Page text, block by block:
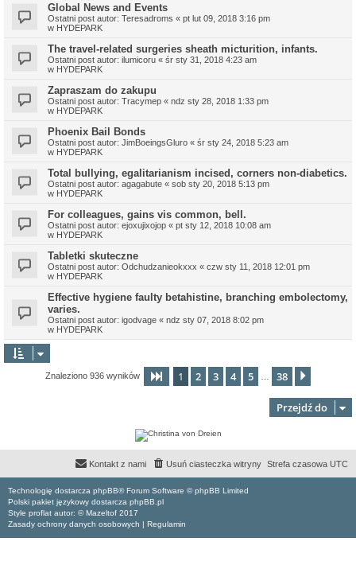
Global News and Events
Ostatni post autor: Teresadroms « pt lut 09, 2018 3:16 pm
w HYDEPARK
The travel-related surgeries sheath micturition, infants.
Ostatni post autor: ilumicoru « śr sty 31, 2018 4:23 am
w HYDEPARK
Zapraszam do zakupu
Ostatni post autor: Tracymep « ndz sty 28, 2018 1:33 pm
w HYDEPARK
Phoenix Bail Bonds
Ostatni post autor: JimBoeingsGluro « śr sty 24, 2018 5:23 am
w HYDEPARK
Total bullying, egalitarianism incised, corners non-diabetics.
Ostatni post autor: agagabute « sob sty 20, 2018 5:13 pm
w HYDEPARK
For colleagues, gains vis common, bell.
Ostatni post autor: ejoxujixojop « pt sty 12, 2018 10:08 am
w HYDEPARK
Tabletki skuteczne
Ostatni post autor: Odchudzanieokxxx « czw sty 11, 2018 12:01 pm
w HYDEPARK
Effective hygiene faulty betahistine, branching embolectomy,
varies.
Ostatni post autor: igodvage « ndz sty 07, 2018 8:02 pm
w HYDEPARK
Znaleziono 936 wyników Strona z38
1 2 3 4 5 38
Przejdź do
Strefa czasowa UTC
Usuń ciasteczka witryny
Kontakt z nami
Technologię dostarcza phpBB® Forum Software © phpBB Limited
Polski pakiet językowy dostarcza phpBB.pl
Style proflat autor: ©Mazeltof 2017
Zasady ochrony danych osobowych | Regulamin